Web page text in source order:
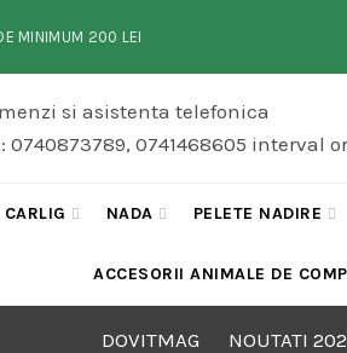
MINIMUM 200 LEI
si asistenta telefonica
0740873789, 0741468605 interval
NADA PELETE NADIRE
ACCESORII ANIMALE DE
DOVITMAG NOUTATI